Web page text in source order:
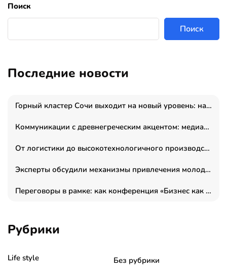
Поиск
Поиск
Последние новости
Горный кластер Сочи выходит на новый уровень: налоги игорной зоны выросли на 15%, а весь курорт вошёл в федеральный проект «Производительность труда»
Коммуникации с древнегреческим акцентом: медиаменеджер и журналист Владимир Дергачев запустил коммуникационное агентство «Сократ 2.0»
От логистики до высокотехнологичного производства: как основатель “гагаринга” выстраивает экосистему безопасности и гражданских БПЛА
Эксперты обсудили механизмы привлечения молодых специалистов в промышленные города
Переговоры в рамке: как конференция «Бизнес как искусство» переформатирует деловой этикет в стенах ТПП РФ
Рубрики
Life style Без рубрики